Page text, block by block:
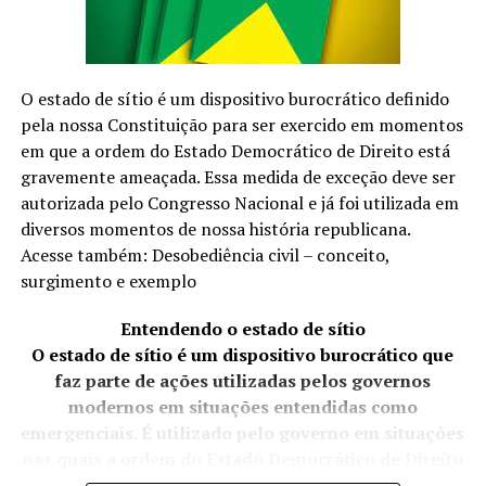
inspirar a criançada. Então, separe as cores preferidas e
venham se divertir com a gente!
O estado de sítio é um dispositivo burocrático definido
pela nossa Constituição para ser exercido em momentos
em que a ordem do Estado Democrático de Direito está
gravemente ameaçada. Essa medida de exceção deve ser
autorizada pelo Congresso Nacional e já foi utilizada em
diversos momentos de nossa história republicana.
Acesse também: Desobediência civil – conceito,
surgimento e exemplo
Entendendo o estado de sítio
O estado de sítio é um dispositivo burocrático que
faz parte de ações utilizadas pelos governos
modernos em situações entendidas como
emergenciais. É utilizado pelo governo em situações